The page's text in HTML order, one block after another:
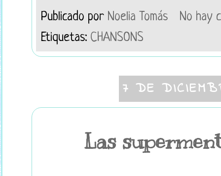
Publicado por Noelia Tomás
No hay
Etiquetas: CHANSONS
7 DE
Las